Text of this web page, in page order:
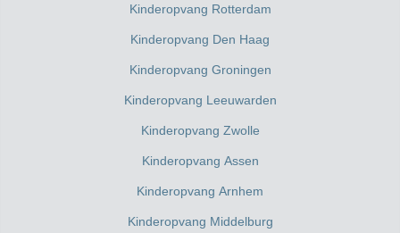
Kinderopvang Rotterdam
Kinderopvang Den Haag
Kinderopvang Groningen
Kinderopvang Leeuwarden
Kinderopvang Zwolle
Kinderopvang Assen
Kinderopvang Arnhem
Kinderopvang Middelburg